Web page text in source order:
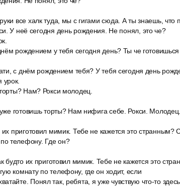
все халк туда, мы с гигами сюда. А ты знаешь, что
У неё сегодня день рождения. Не понял, это че?
рождением у тебя сегодня день? Ты че готовишься
с днём рождением тебя? У тебя сегодня день
Нам? Рокси молодец.
готовишь торты? Нам нифига себе. Рокси.
приготовил мимик. Тебе не кажется это странным?
телефону. Где он?
будто их приготовил мимик. Тебе не кажется это
комнату по телефону, где он ходит, если
Понял так, ребята, я уже чувствую что-то